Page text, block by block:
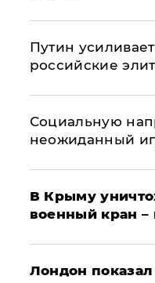
Путин
российские
Социальную
неожиданный
В Крыму
военный кран –
Лондон